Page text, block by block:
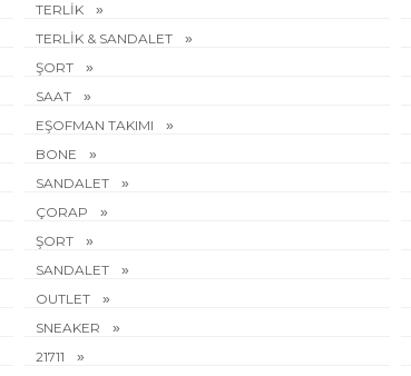
TERLİK
TERLİK & SANDALET
ŞORT
SAAT
EŞOFMAN TAKIMI
BONE
SANDALET
ÇORAP
ŞORT
SANDALET
OUTLET
SNEAKER
21711